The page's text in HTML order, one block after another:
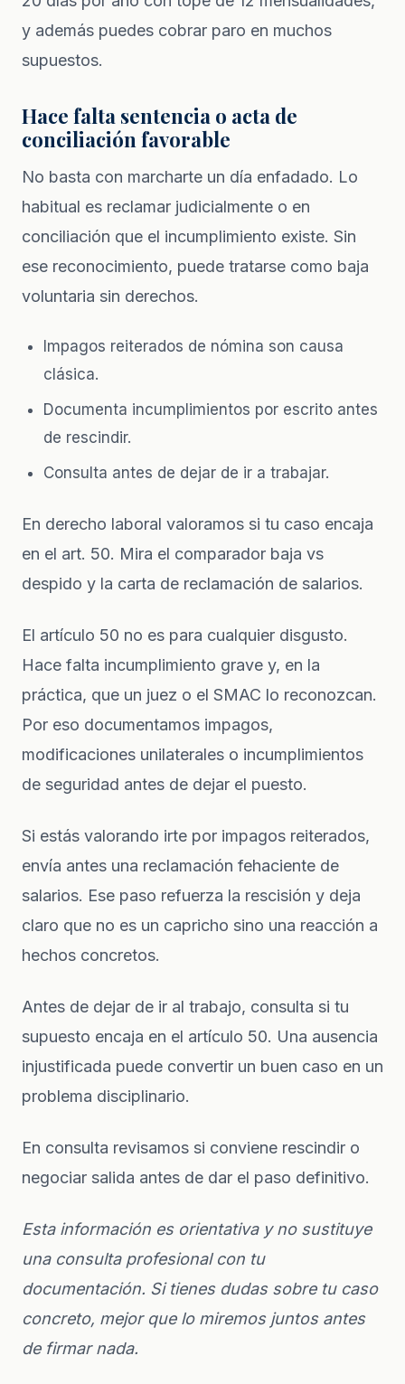
y además puedes cobrar paro en muchos
supuestos.
Hace falta sentencia o acta de
conciliación favorable
No basta con marcharte un día enfadado. Lo
habitual es reclamar judicialmente o en
conciliación que el incumplimiento existe. Sin
ese reconocimiento, puede tratarse como baja
voluntaria sin derechos.
Impagos reiterados de nómina son causa
clásica.
Documenta incumplimientos por escrito antes
de rescindir.
Consulta antes de dejar de ir a trabajar.
En derecho laboral valoramos si tu caso encaja
en el art. 50. Mira el comparador baja vs
despido y la carta de reclamación de salarios.
El artículo 50 no es para cualquier disgusto.
Hace falta incumplimiento grave y, en la
práctica, que un juez o el SMAC lo reconozcan.
Por eso documentamos impagos,
modificaciones unilaterales o incumplimientos
de seguridad antes de dejar el puesto.
Si estás valorando irte por impagos reiterados,
envía antes una reclamación fehaciente de
salarios. Ese paso refuerza la rescisión y deja
claro que no es un capricho sino una reacción a
hechos concretos.
Antes de dejar de ir al trabajo, consulta si tu
supuesto encaja en el artículo 50. Una ausencia
injustificada puede convertir un buen caso en un
problema disciplinario.
En consulta revisamos si conviene rescindir o
negociar salida antes de dar el paso definitivo.
Esta información es orientativa y no sustituye
una consulta profesional con tu
documentación. Si tienes dudas sobre tu caso
concreto, mejor que lo miremos juntos antes
de firmar nada.